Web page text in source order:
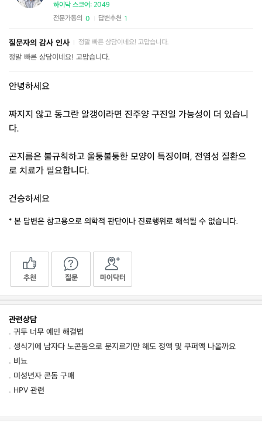
하이닥 스코어: 2049
전문가동의 0 답변추천 1
질문자의 감사 인사 정말 빠른 상담이네요! 고맙습니다.
정말 빠른 상담이네요! 고맙습니다.
안녕하세요
짜지지 않고 동그란 알갱이라면 진주양 구진일 가능성이 더 있습니
다.
곤지름은 불규칙하고 울퉁불퉁한 모양이 특징이며, 전염성 질환으
로 치료가 필요합니다.
건승하세요
* 본 답변은 참고용으로 의학적 판단이나 진료행위로 해석될 수 없습니다.
추천 질문 마이닥터
관련상담
귀두 너무 예민 해결법
생식기에 남자다 노콘돔으로 문지르기만 해도 정액 및 쿠퍼액 나올까요
비뇨
미성년자 콘돔 구매
HPV 관련